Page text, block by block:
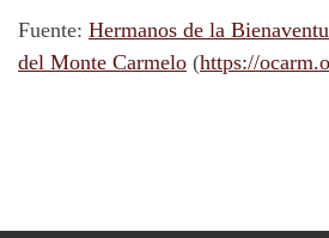
Fuente: Hermanos de la
del Monte Carmelo (https://